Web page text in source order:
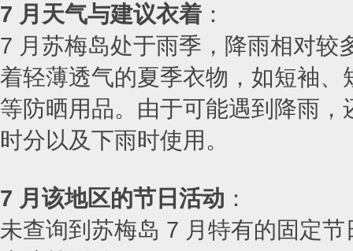
7 月天气与建议衣着 ：
7 月苏梅岛处于雨季，降雨相对较
着轻薄透气的夏季衣物，如短袖
等防晒用品。由于可能遇到降雨
时分以及下雨时使用。
7 月该地区的节日活动 ：
未查询到苏梅岛 7 月特有的固定